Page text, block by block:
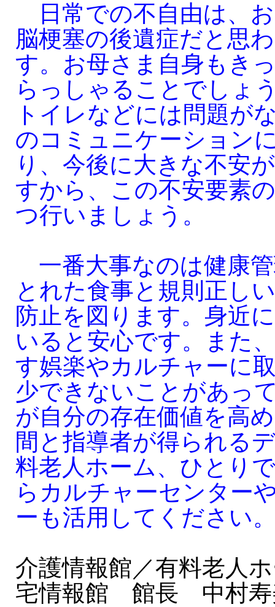
日常での不自由は、
脳梗塞の後遺症だと思
す。お母さま自身もき
らっしゃることでしょ
トイレなどには問題が
のコミュニケーション
り、今後に大きな不安
すから、この不安要素
つ行いましょう。
一番大事なのは健康
とれた食事と規則正し
防止を図ります。身近
いると安心です。また
す娯楽やカルチャーに
少できないことがあっ
が自分の存在価値を高
間と指導者が得られる
料老人ホーム、ひとり
らカルチャーセンター
ーも活用してください
介護情報館／有料老人
宅情報館 館長 中村寿